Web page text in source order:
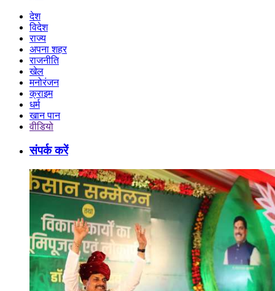
देश
विदेश
राज्य
अपना शहर
राजनीति
खेल
मनोरंजन
क्राइम
धर्म
खान पान
वीडियो
संपर्क करें